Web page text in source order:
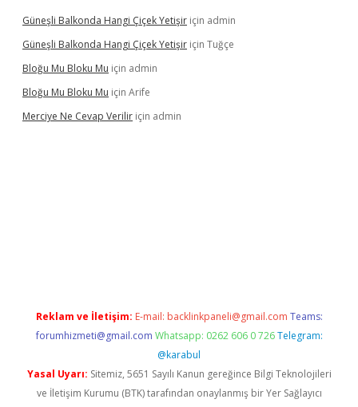
Güneşli Balkonda Hangi Çiçek Yetişir için admin
Güneşli Balkonda Hangi Çiçek Yetişir için Tuğçe
Bloğu Mu Bloku Mu için admin
Bloğu Mu Bloku Mu için Arife
Merciye Ne Cevap Verilir için admin
Reklam ve İletişim: E-mail: backlinkpaneli@gmail.com Teams:
forumhizmeti@gmail.com Whatsapp: 0262 606 0 726 Telegram:
@karabul
Yasal Uyarı: Sitemiz, 5651 Sayılı Kanun gereğince Bilgi Teknolojileri
ve İletişim Kurumu (BTK) tarafından onaylanmış bir Yer Sağlayıcı